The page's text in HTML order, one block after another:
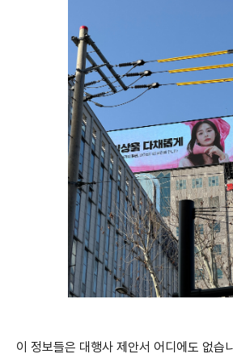
이 정보들은 대행사 제안서 어디에도 없습